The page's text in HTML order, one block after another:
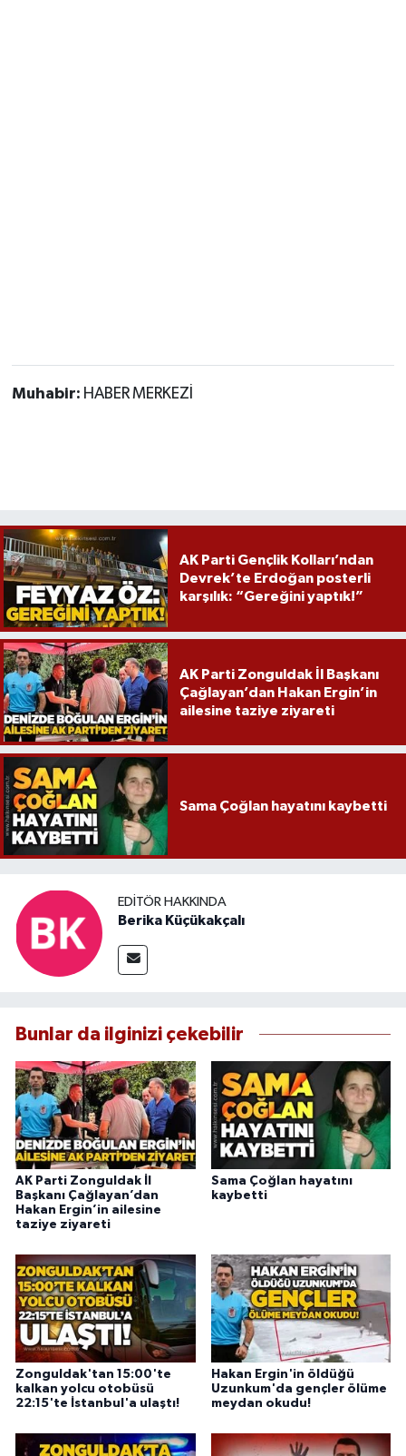
Muhabir: HABER MERKEZİ
AK Parti Gençlik Kolları’ndan
Devrek’te Erdoğan posterli
karşılık: “Gereğini yaptık!”
AK Parti Zonguldak İl Başkanı
Çağlayan’dan Hakan Ergin’in
ailesine taziye ziyareti
Sama Çoğlan hayatını kaybetti
EDITÖR HAKKINDA
Berika Küçükakçalı
Bunlar da ilginizi çekebilir
AK Parti Zonguldak İl
Başkanı Çağlayan’dan
Hakan Ergin’in ailesine
taziye ziyareti
Sama Çoğlan hayatını
kaybetti
Zonguldak'tan 15:00'te
kalkan yolcu otobüsü
22:15'te İstanbul'a ulaştı!
Hakan Ergin'in öldüğü
Uzunkum'da gençler ölüme
meydan okudu!